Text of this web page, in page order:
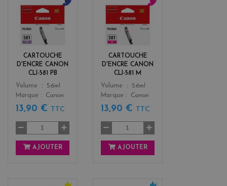
CARTOUCHE
D'ENCRE CANON
CLI-581 PB
Color
l
Volume
5.6ml
Marque
Canon
13,90 € TTC
AJOUTER
CARTOUCHE
D'ENCRE CANON
CLI-581 M
Color
a
n
t
Volume
5.6ml
Marque
Canon
13,90 € TTC
AJOUTER